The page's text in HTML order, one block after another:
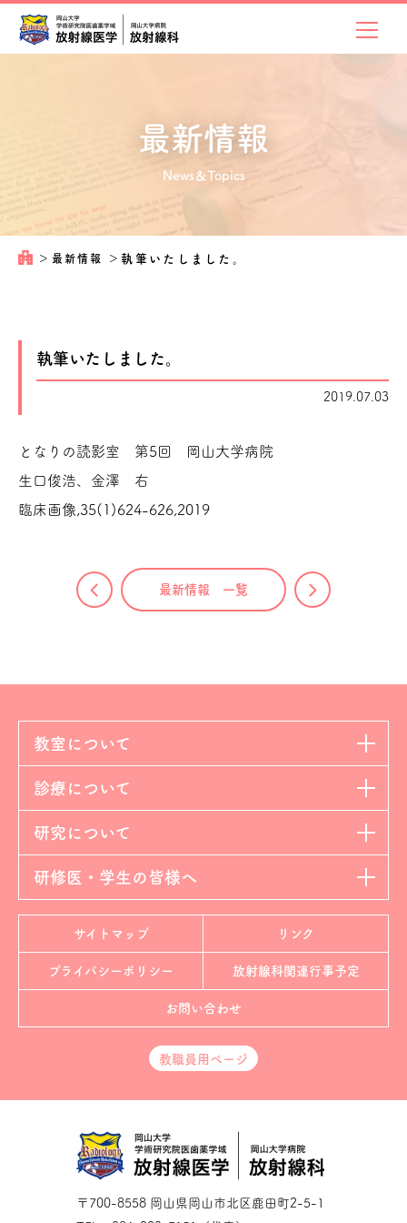
最新情報
News＆Topics
＞ 最新情報 ＞ 執筆いたしました。
執筆いたしました。
2019.07.03
となりの読影室 第5回 岡山大学病院
生口俊浩、金澤 右
臨床画像,35(1)624-626,2019
最新情報 一覧
教室について
診療について
研究について
研修医・学生の皆様へ
〒700-8558 岡山県岡山市北区鹿田町2-5-1
サイトマップ リンク
プライバシーポリシー 放射線科関連行事予定
お問い合わせ
教職員用ページ